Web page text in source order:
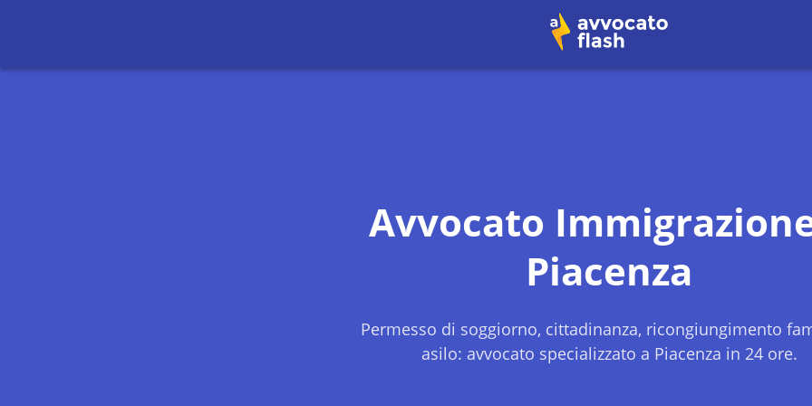
Avvocato
Piacenza
Permesso di soggiorno, cittadinanza, ricongiungimento
asilo: avvocato specializzato a Piacenza in 24 ore.